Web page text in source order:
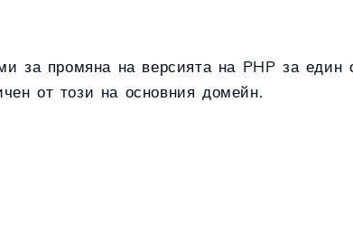
за промяна на версията на PHP за един
от този на основния домейн.